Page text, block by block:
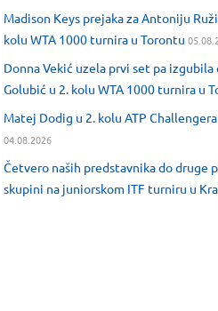
Madison Keys prejaka za Antoniju
kolu WTA 1000 turnira u Torontu
Donna Vekić uzela prvi set pa
Golubić u 2. kolu WTA 1000 turnira u
Matej Dodig u 2. kolu ATP
04.08.2026
Četvero naših predstavnika do druge
skupini na juniorskom ITF turniru u